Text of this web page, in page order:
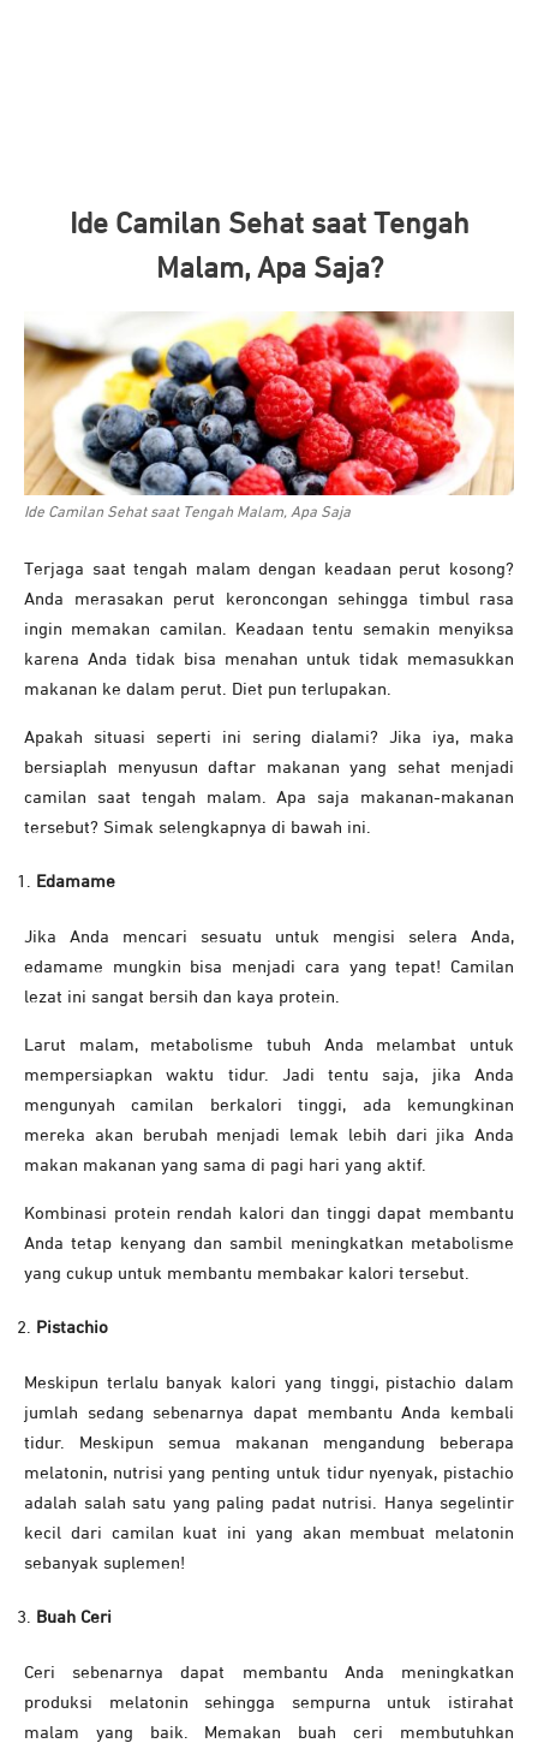
Ide Camilan Sehat saat Tengah
Malam, Apa Saja?
Ide Camilan Sehat saat Tengah Malam, Apa Saja
Terjaga saat tengah malam dengan keadaan perut kosong?
Anda merasakan perut keroncongan sehingga timbul rasa
ingin memakan camilan. Keadaan tentu semakin menyiksa
karena Anda tidak bisa menahan untuk tidak memasukkan
makanan ke dalam perut. Diet pun terlupakan.
Apakah situasi seperti ini sering dialami? Jika iya, maka
bersiaplah menyusun daftar makanan yang sehat menjadi
camilan saat tengah malam. Apa saja makanan-makanan
tersebut? Simak selengkapnya di bawah ini.
Edamame
Jika Anda mencari sesuatu untuk mengisi selera Anda,
edamame mungkin bisa menjadi cara yang tepat! Camilan
lezat ini sangat bersih dan kaya protein.
Larut malam, metabolisme tubuh Anda melambat untuk
mempersiapkan waktu tidur. Jadi tentu saja, jika Anda
mengunyah camilan berkalori tinggi, ada kemungkinan
mereka akan berubah menjadi lemak lebih dari jika Anda
makan makanan yang sama di pagi hari yang aktif.
Kombinasi protein rendah kalori dan tinggi dapat membantu
Anda tetap kenyang dan sambil meningkatkan metabolisme
yang cukup untuk membantu membakar kalori tersebut.
Pistachio
Meskipun terlalu banyak kalori yang tinggi, pistachio dalam
jumlah sedang sebenarnya dapat membantu Anda kembali
tidur. Meskipun semua makanan mengandung beberapa
melatonin, nutrisi yang penting untuk tidur nyenyak, pistachio
adalah salah satu yang paling padat nutrisi. Hanya segelintir
kecil dari camilan kuat ini yang akan membuat melatonin
sebanyak suplemen!
Buah Ceri
Ceri sebenarnya dapat membantu Anda meningkatkan
produksi melatonin sehingga sempurna untuk istirahat
malam yang baik. Memakan buah ceri membutuhkan